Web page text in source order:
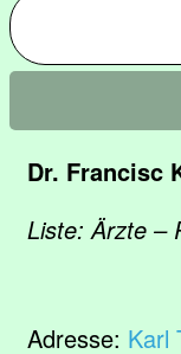
Dr. Francisc
Liste: Ärzte –
Adresse: Karl